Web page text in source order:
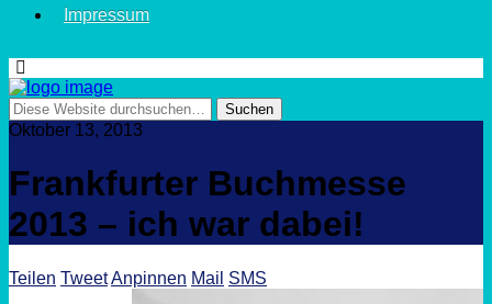
Impressum
Oktober 13, 2013
Frankfurter Buchmesse
2013 – ich war dabei!
Teilen TweetAnpinnen Mail SMS